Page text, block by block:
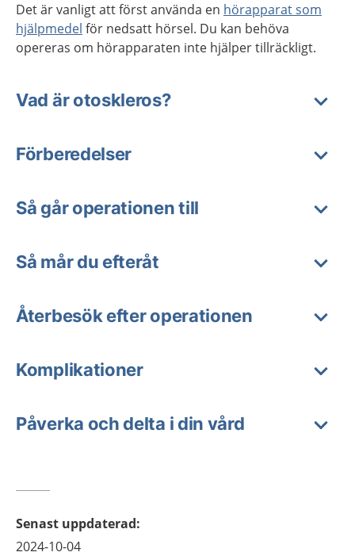
Det är vanligt att först använda en hörapparat som
hjälpmedel för nedsatt hörsel. Du kan behöva
opereras om hörapparaten inte hjälper tillräckligt.
Vad är otoskleros?
Förberedelser
Så går operationen till
Så mår du efteråt
Återbesök efter operationen
Komplikationer
Påverka och delta i din vård
Senast uppdaterad:
2024-10-04